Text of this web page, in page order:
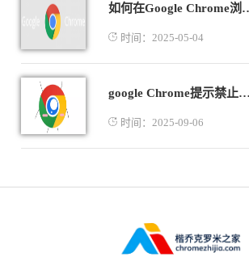
如何在Google
时间：2025-05-04
google Chrome提示禁止安装第三方应用该如何绕过限制
时间：2025-09-06